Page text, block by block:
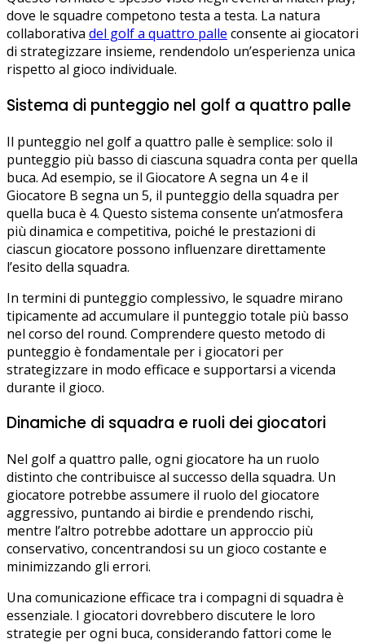
dove le squadre competono testa a testa. La natura
collaborativa del golf a quattro palle consente ai giocatori
di strategizzare insieme, rendendolo un’esperienza unica
rispetto al gioco individuale.
Sistema di punteggio nel golf a quattro palle
Il punteggio nel golf a quattro palle è semplice: solo il
punteggio più basso di ciascuna squadra conta per quella
buca. Ad esempio, se il Giocatore A segna un 4 e il
Giocatore B segna un 5, il punteggio della squadra per
quella buca è 4. Questo sistema consente un’atmosfera
più dinamica e competitiva, poiché le prestazioni di
ciascun giocatore possono influenzare direttamente
l’esito della squadra.
In termini di punteggio complessivo, le squadre mirano
tipicamente ad accumulare il punteggio totale più basso
nel corso del round. Comprendere questo metodo di
punteggio è fondamentale per i giocatori per
strategizzare in modo efficace e supportarsi a vicenda
durante il gioco.
Dinamiche di squadra e ruoli dei giocatori
Nel golf a quattro palle, ogni giocatore ha un ruolo
distinto che contribuisce al successo della squadra. Un
giocatore potrebbe assumere il ruolo del giocatore
aggressivo, puntando ai birdie e prendendo rischi,
mentre l’altro potrebbe adottare un approccio più
conservativo, concentrandosi su un gioco costante e
minimizzando gli errori.
Una comunicazione efficace tra i compagni di squadra è
essenziale. I giocatori dovrebbero discutere le loro
strategie per ogni buca, considerando fattori come le